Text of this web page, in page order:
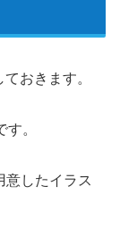
おきます。
。
意したイラス